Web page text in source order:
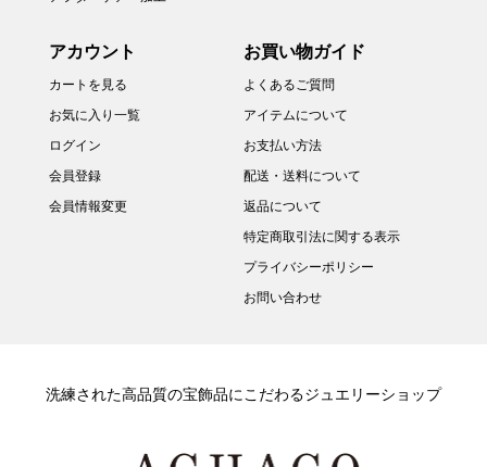
アカウント
カートを見る
お気に入り一覧
ログイン
会員登録
会員情報変更
お買い物ガイド
よくあるご質問
アイテムについて
お支払い方法
配送・送料について
返品について
特定商取引法に関する表示
プライバシーポリシー
お問い合わせ
洗練された高品質の宝飾品にこだわるジュエリーショップ